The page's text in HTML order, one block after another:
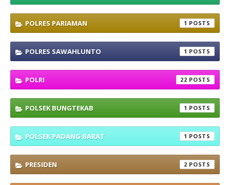
POLRES PARIAMAN 1
POLRES SAWAHLUNTO 1
POLRI 22
POLSEK BUNGTEKAB 1
POLSEK PADANG BARAT 1
PRESIDEN 2